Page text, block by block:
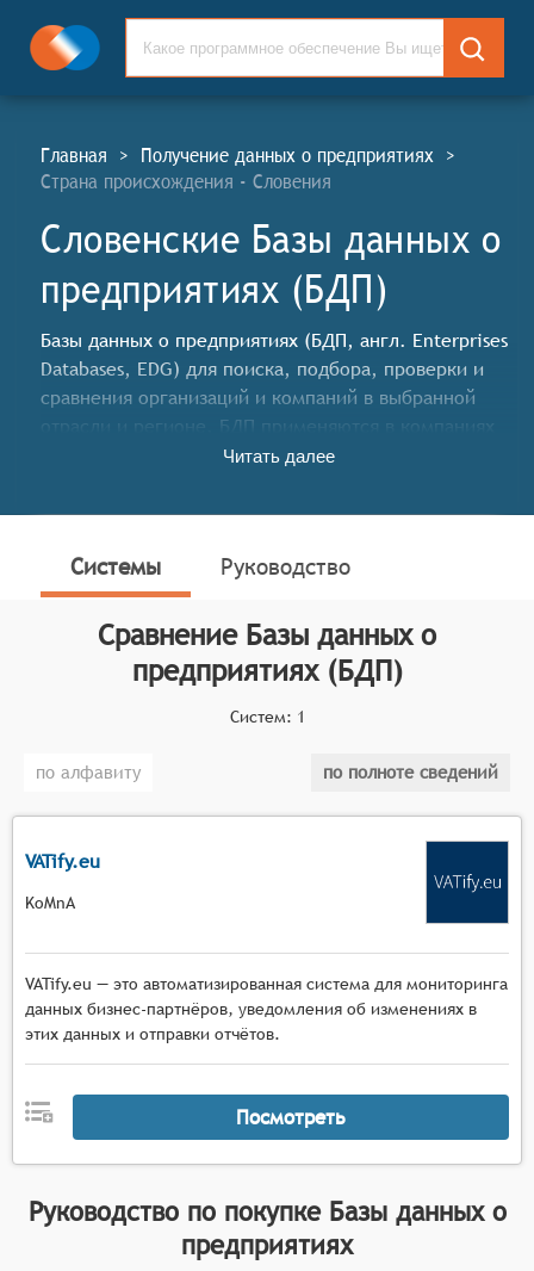
Главная > Получение данных о предприятиях >
Страна происхождения - Словения
Словенские Базы данных о
предприятиях (БДП)
Базы данных о предприятиях (БДП, англ. Enterprises
Databases, EDG) для поиска, подбора, проверки и
сравнения организаций и компаний в выбранной
отрасли и регионе. БДП применяются в компаниях
для управления базой контрагентов (партнёров,
информационной, финансовой, производственной и
Классификатор программных продуктов Соваре
для систем. Для того чтобы соответствовать
категории баз данных о предприятиях, системы
должны иметь следующие функциональные
Сбор и хранение данных: системы должны
включая официальные реестры, социальные
сети, отзывы клиентов и другие открытые
Поиск и фильтрация: системы должны
предоставлять возможность поиска и
деятельности, местоположение, размер и т.д.
Это упрощает поиск нужной информации и
сокращает время на её получение.
Анализ данных: системы могут включать
функции для анализа собранных данных,
например, расчёт финансовых показателей,
Читать далее
Системы Руководство
Сравнение Базы данных о
предприятиях (БДП)
Систем: 1
по алфавиту по полноте сведений
VATify.eu
KoMnA
VATify.eu — это автоматизированная система для мониторинга
данных бизнес-партнёров, уведомления об изменениях в
этих данных и отправки отчётов.
Посмотреть
Руководство по покупке Базы данных о
предприятиях